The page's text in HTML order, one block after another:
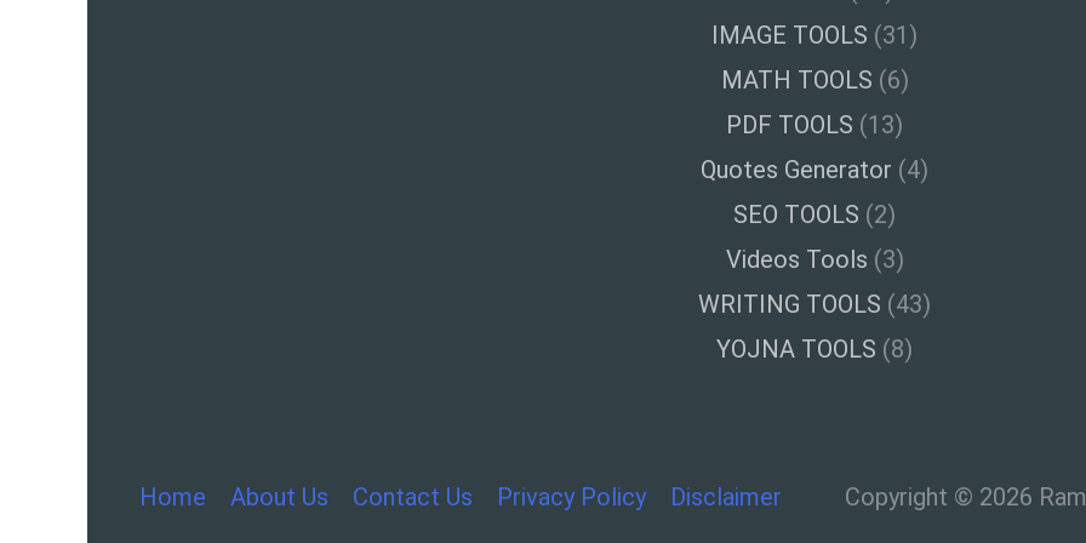
IMAGE TOOLS (31)
MATH TOOLS (6)
PDF TOOLS (13)
Quotes Generator (4)
SEO TOOLS (2)
Videos Tools (3)
WRITING TOOLS (43)
YOJNA TOOLS (8)
Home About Us Contact Us Privacy Policy Disclaimer Copyright © 2026